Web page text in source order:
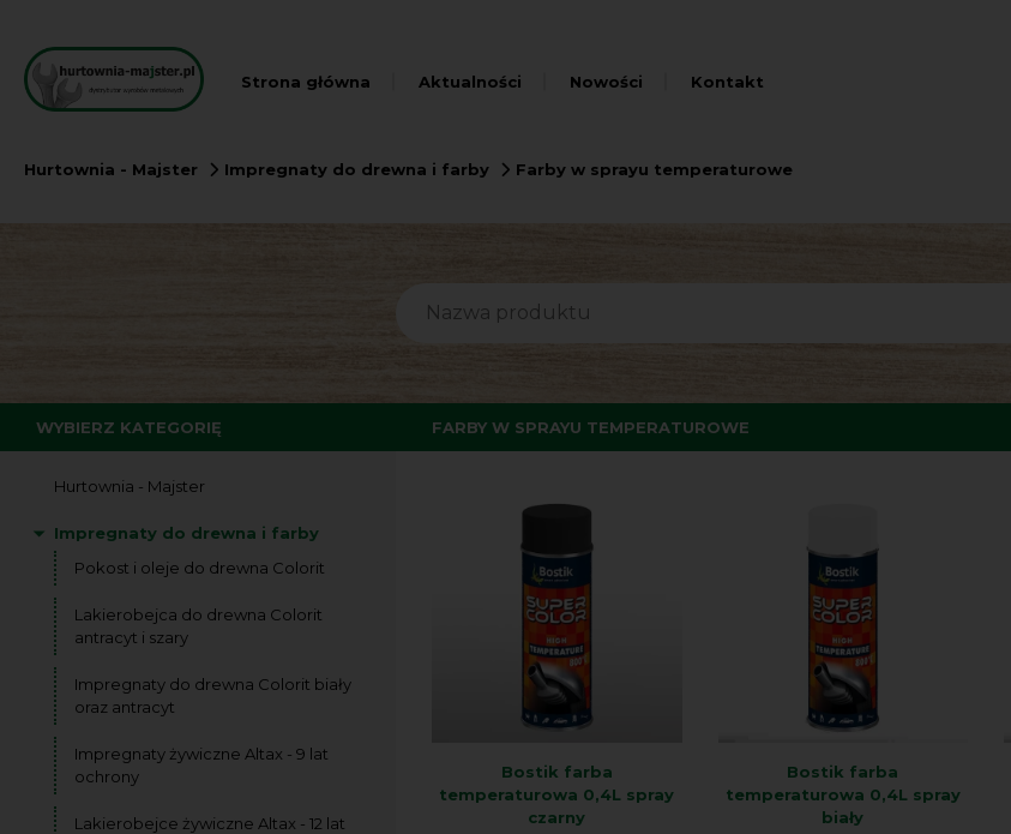
Strona główna Aktualności Nowości Kontakt
Hurtownia - Majster Impregnaty do drewna i farby Farby w sprayu temperaturowe
WYBIERZ KATEGORIĘ
Hurtownia - Majster
Impregnaty do drewna i farby
Pokost i oleje do drewna Colorit
Lakierobejca do drewna Colorit
antracyt i szary
Impregnaty do drewna Colorit biały
oraz antracyt
Impregnaty żywiczne Altax - 9 lat
ochrony
Lakierobejce żywiczne Altax - 12 lat
FARBY W SPRAYU TEMPERATUROWE
Bostik farba
temperaturowa 0,4L spray
czarny
Bostik farba
temperaturowa 0,4L spray
biały